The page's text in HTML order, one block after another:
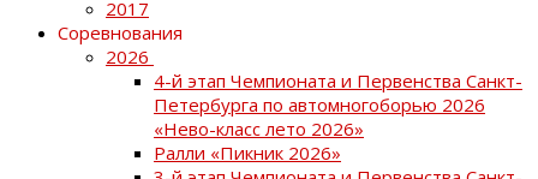
2017
Соревнования
2026
4-й этап Чемпионата и Первенства Санкт-
Петербурга по автомногоборью 2026
«Нево-класс лето 2026»
Ралли «Пикник 2026»